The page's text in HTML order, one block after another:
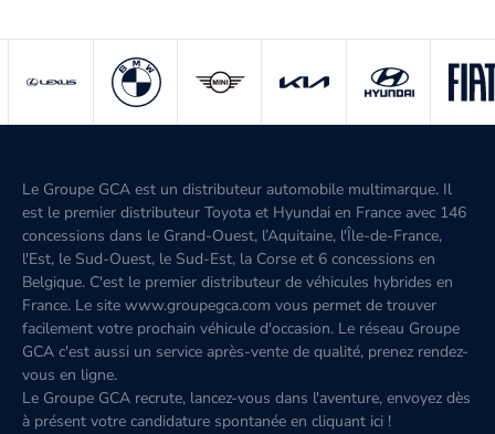
Le Groupe GCA est un distributeur automobile multimarque. Il
est le premier distributeur Toyota et Hyundai en France avec 146
concessions dans le Grand-Ouest, l’Aquitaine, l'Île-de-France,
l'Est, le Sud-Ouest, le Sud-Est, la Corse et 6 concessions en
Belgique. C'est le premier distributeur de véhicules hybrides en
France. Le site www.groupegca.com vous permet de trouver
facilement votre prochain véhicule d'occasion. Le réseau Groupe
GCA c'est aussi un service après-vente de qualité, prenez rendez-
vous en ligne.
Le Groupe GCA recrute, lancez-vous dans l'aventure, envoyez dès
à présent votre candidature spontanée en cliquant ici !